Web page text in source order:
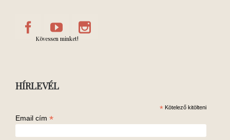
Kövessen minket!
HÍRLEVÉL
* Kötelező kitölteni
Email cím *